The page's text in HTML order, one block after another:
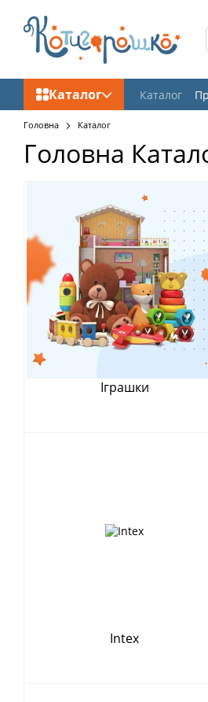
Каталог Каталог
Відгуки
Головна Каталог
Головна
Іграшки
Intex